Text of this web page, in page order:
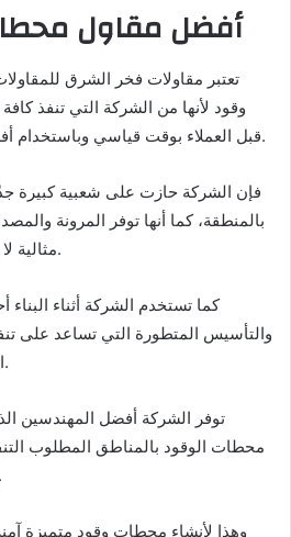
أفضل مقاول
تعتبر مقاولات فخر الشرق
وقود لأنها من الشركة التي تنفذ
قبل العملاء بوقت قياسي وباستخدام أفضل الخامات العالية الجودة.
فإن الشركة حازت على شعبية كبيرة
بالمنطقة، كما أنها توفر المرونة
مثالية لا يجدها العملاء بأي مكان آخر.
كما تستخدم الشركة أثناء
والتأسيس المتطورة التي تساعد على
المختلفة المساحات والأنواع.
توفر الشركة أفضل المهندسين
محطات الوقود بالمناطق المطلوب
والمعايير الهندسية العالمية.
وهذا لأنشاء محطات وقود متميزة